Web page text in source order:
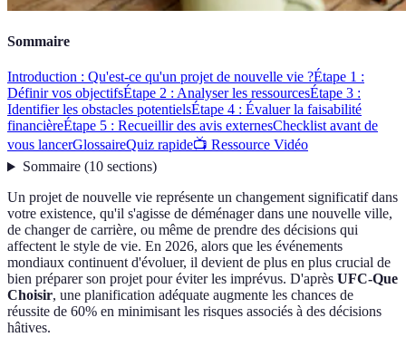
Sommaire
Introduction : Qu'est-ce qu'un projet de nouvelle vie ?Étape 1 :
Définir vos objectifsÉtape 2 : Analyser les ressourcesÉtape 3 :
Identifier les obstacles potentielsÉtape 4 : Évaluer la faisabilité
financièreÉtape 5 : Recueillir des avis externesChecklist avant de
vous lancerGlossaireQuiz rapide📺 Ressource Vidéo
Sommaire(10 sections)
Un projet de nouvelle vie représente un changement significatif dans
votre existence, qu'il s'agisse de déménager dans une nouvelle ville,
de changer de carrière, ou même de prendre des décisions qui
affectent le style de vie. En 2026, alors que les événements
mondiaux continuent d'évoluer, il devient de plus en plus crucial de
bien préparer son projet pour éviter les imprévus. D'après UFC-Que
Choisir, une planification adéquate augmente les chances de
réussite de 60% en minimisant les risques associés à des décisions
hâtives.